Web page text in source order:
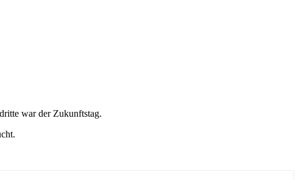
war der Zukunftstag.